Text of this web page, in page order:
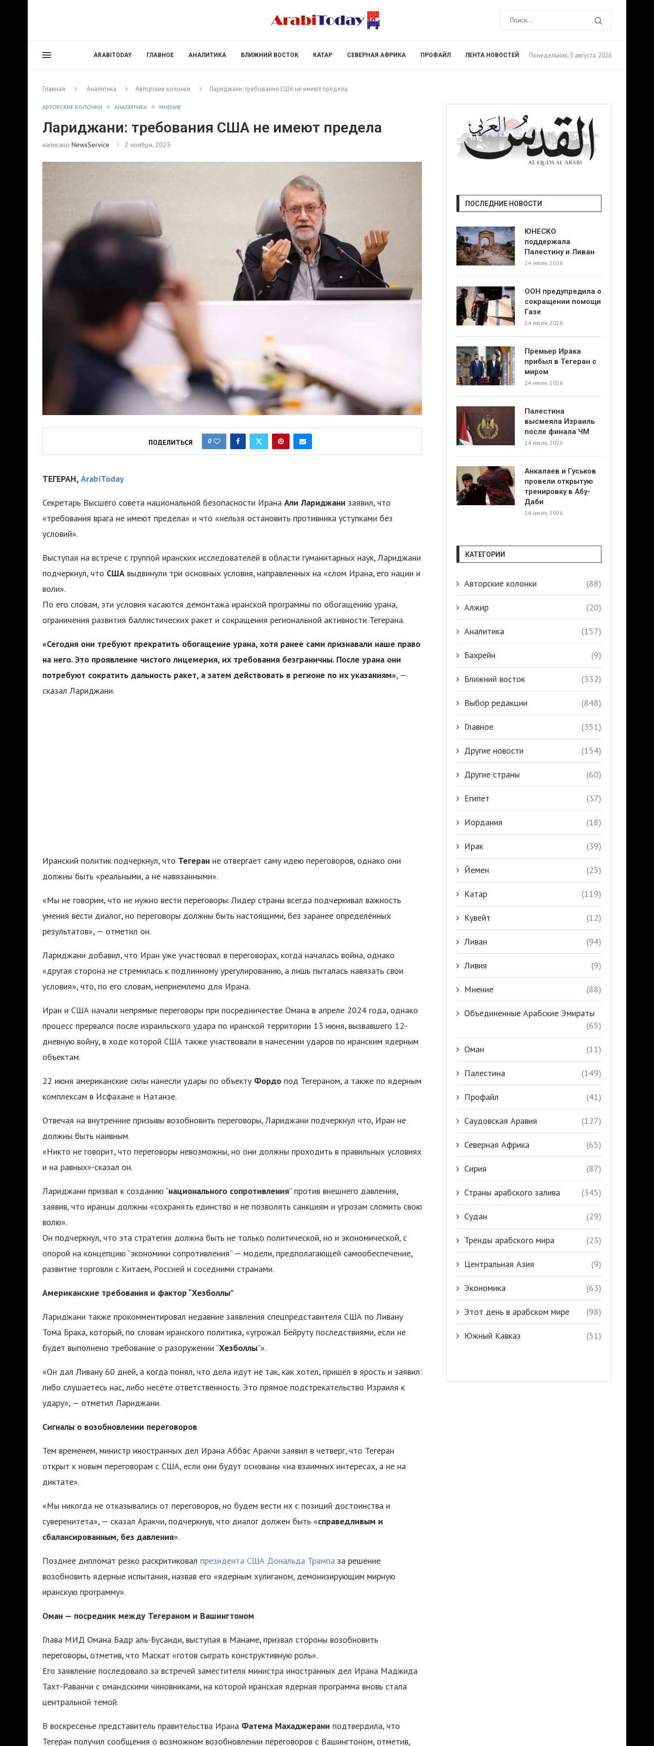
ARABITODAY ГЛАВНОЕ АНАЛИТИКА БЛИЖНИЙ ВОСТОК КАТАР СЕВЕРНАЯ АФРИКА ПРОФАЙЛ ЛЕНТА НОВОСТЕЙ Понедельник, 3 августа, 2026
Главная Аналитика Авторские колонки Лариджани: требования США не имеют предела
АВТОРСКИЕ КОЛОНКИ АНАЛИТИКА МНЕНИЕ
Лариджани: требования США не имеют предела
написано NewsService 2 ноября, 2025
ПОДЕЛИТЬСЯ 0
ТЕГЕРАН, ArabiToday
Секретарь Высшего совета национальной безопасности Ирана Али Лариджани заявил, что
«требования врага не имеют предела» и что «нельзя остановить противника уступками без
условий».
Выступая на встрече с группой иранских исследователей в области гуманитарных наук, Лариджани
подчеркнул, что США выдвинули три основных условия, направленных на «слом Ирана, его нации и
воли».
По его словам, эти условия касаются демонтажа иранской программы по обогащению урана,
ограничения развития баллистических ракет и сокращения региональной активности Тегерана.
«Сегодня они требуют прекратить обогащение урана, хотя ранее сами признавали наше право
на него. Это проявление чистого лицемерия, их требования безграничны. После урана они
потребуют сократить дальность ракет, а затем действовать в регионе по их указаниям», —
сказал Лариджани.
Иранский политик подчеркнул, что Тегеран не отвергает саму идею переговоров, однако они
должны быть «реальными, а не навязанными».
«Мы не говорим, что не нужно вести переговоры. Лидер страны всегда подчеркивал важность
умения вести диалог, но переговоры должны быть настоящими, без заранее определённых
результатов», — отметил он.
Лариджани добавил, что Иран уже участвовал в переговорах, когда началась война, однако
«другая сторона не стремилась к подлинному урегулированию, а лишь пыталась навязать свои
условия», что, по его словам, неприемлемо для Ирана.
Иран и США начали непрямые переговоры при посредничестве Омана в апреле 2024 года, однако
процесс прервался после израильского удара по иранской территории 13 июня, вызвавшего 12-
дневную войну, в ходе которой США также участвовали в нанесении ударов по иранским ядерным
объектам.
22 июня американские силы нанесли удары по объекту Фордо под Тегераном, а также по ядерным
комплексам в Исфахане и Натанзе.
Отвечая на внутренние призывы возобновить переговоры, Лариджани подчеркнул что, Иран не
должны быть наивным.
«Никто не говорит, что переговоры невозможны, но они должны проходить в правильных условиях
и на равных»-сказал он.
Лариджани призвал к созданию “национального сопротивления” против внешнего давления,
заявив, что иранцы должны «сохранять единство и не позволять санкциям и угрозам сломить свою
волю».
Он подчеркнул, что эта стратегия должна быть не только политической, но и экономической, с
опорой на концепцию “экономики сопротивления” — модели, предполагающей самообеспечение,
развитие торговли с Китаем, Россией и соседними странами.
Американские требования и фактор “Хезболлы”
Лариджани также прокомментировал недавние заявления спецпредставителя США по Ливану
Тома Брака, который, по словам иранского политика, «угрожал Бейруту последствиями, если не
будет выполнено требование о разоружении “Хезболлы”».
«Он дал Ливану 60 дней, а когда понял, что дела идут не так, как хотел, пришёл в ярость и заявил:
либо слушаетесь нас, либо несёте ответственность. Это прямое подстрекательство Израиля к
удару», — отметил Лариджани.
Сигналы о возобновлении переговоров
Тем временем, министр иностранных дел Ирана Аббас Аракчи заявил в четверг, что Тегеран
открыт к новым переговорам с США, если они будут основаны «на взаимных интересах, а не на
диктате».
«Мы никогда не отказывались от переговоров, но будем вести их с позиций достоинства и
суверенитета», — сказал Аракчи, подчеркнув, что диалог должен быть «справедливым и
сбалансированным, без давления».
Позднее дипломат резко раскритиковал президента США Дональда Трампа за решение
возобновить ядерные испытания, назвав его «ядерным хулиганом, демонизирующим мирную
иранскую программу».
Оман — посредник между Тегераном и Вашингтоном
Глава МИД Омана Бадр аль-Бусаиди, выступая в Манаме, призвал стороны возобновить
переговоры, отметив, что Маскат «готов сыграть конструктивную роль».
Его заявление последовало за встречей заместителя министра иностранных дел Ирана Маджида
Тахт-Раванчи с омандскими чиновниками, на которой иранская ядерная программа вновь стала
центральной темой.
В воскресенье представитель правительства Ирана Фатема Махаджерани подтвердила, что
Тегеран получил сообщения о возможном возобновлении переговоров с Вашингтоном, отметив,
ПОСЛЕДНИЕ НОВОСТИ
ЮНЕСКО
поддержала
Палестину и Ливан
24 июля, 2026
ООН предупредила о
сокращении помощи
Газе
24 июля, 2026
Премьер Ирака
прибыл в Тегеран с
миром
24 июля, 2026
Палестина
высмеяла Израиль
после финала ЧМ
24 июля, 2026
Анкалаев и Гуськов
провели открытую
тренировку в Абу-
Даби
24 июля, 2026
КАТЕГОРИИ
Авторские колонки (88)
Алжир (20)
Аналитика (157)
Бахрейн (9)
Ближний восток (332)
Выбор редакции (848)
Главное (351)
Другие новости (154)
Другие страны (60)
Египет (37)
Иордания (18)
Ирак (39)
Йемен (25)
Катар (119)
Кувейт (12)
Ливан (94)
Ливия (9)
Мнение (88)
Объединенные Арабские Эмираты
(65)
Оман (11)
Палестина (149)
Профайл (41)
Саудовская Аравия (127)
Северная Африка (65)
Сирия (87)
Страны арабского залива (345)
Судан (29)
Тренды арабского мира (23)
Центральная Азия (9)
Экономика (63)
Этот день в арабском мире (98)
Южный Кавказ (51)